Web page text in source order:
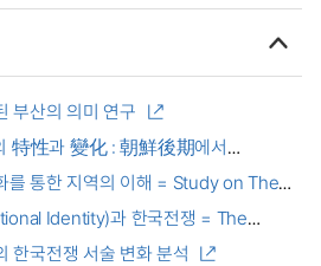
부산의 의미 연구
特性과 變化 : 朝鮮後期에서
characteristics and change of
Cholla : from post-Choseon
colony
를 통한 지역의 이해 = Study on The
area through The census mapping
Identity)과 한국전쟁 = The
Korea and Korean War
한국전쟁 서술 변화 분석